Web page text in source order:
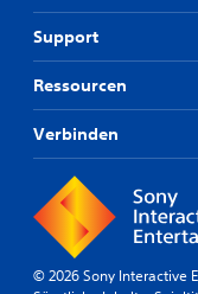
Support
Ressourcen
Verbinden
© 2026 Sony Interactive